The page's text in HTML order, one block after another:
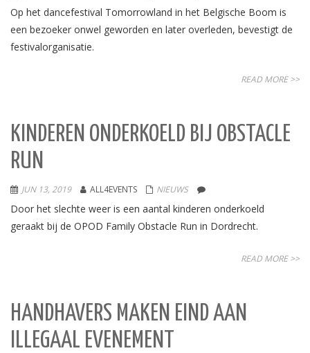
Op het dancefestival Tomorrowland in het Belgische Boom is
een bezoeker onwel geworden en later overleden, bevestigt de
festivalorganisatie.
READ MORE >>
KINDEREN ONDERKOELD BIJ OBSTACLE
RUN
JUN 13, 2019 ALL4EVENTS NIEUWS
Door het slechte weer is een aantal kinderen onderkoeld
geraakt bij de OPOD Family Obstacle Run in Dordrecht.
READ MORE >>
HANDHAVERS MAKEN EIND AAN
ILLEGAAL EVENEMENT